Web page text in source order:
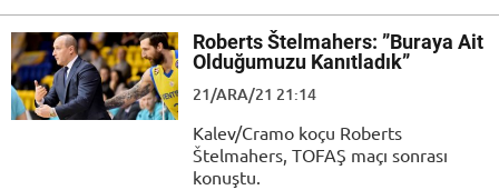
Roberts Štelmahers: ”Buraya Ait
Olduğumuzu Kanıtladık”
21/ARA/21 21:14
Kalev/Cramo koçu Roberts
Štelmahers, TOFAŞ maçı sonrası
konuştu.